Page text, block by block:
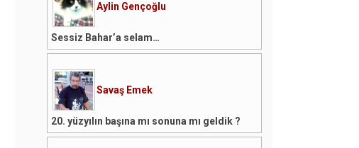
Aylin Gençoğlu
Sessiz Bahar’a selam…
Savaş Emek
20. yüzyılın başına mı sonuna mı geldik ?